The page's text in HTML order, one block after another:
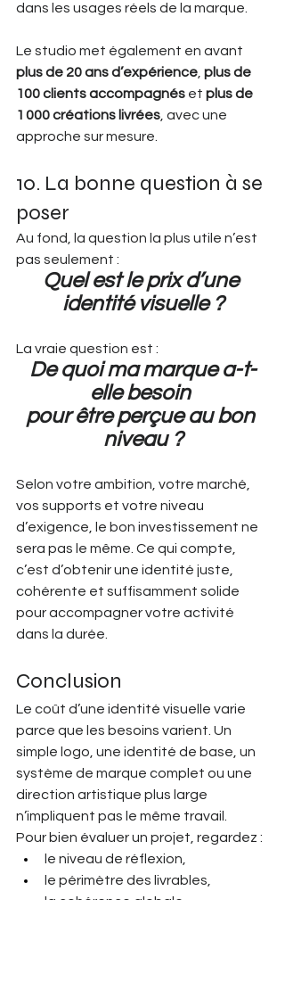
dans les usages réels de la marque.
Le studio met également en avant
plus de 20 ans d’expérience plus de
100 clients accompagnés et plus de
1 000 créations livrées , avec une
approche sur mesure.
10. La bonne question à se
poser
Au fond, la question la plus utile n’est
pas seulement :
Quel est le prix d’une
identité visuelle ?
La vraie question est :
De quoi ma marque a-t-
elle besoin
pour être perçue au bon
niveau ?
Selon votre ambition, votre marché,
vos supports et votre niveau
d’exigence, le bon investissement ne
sera pas le même. Ce qui compte,
c’est d’obtenir une identité juste,
cohérente et suffisamment solide
pour accompagner votre activité
dans la durée.
Conclusion
Le coût d’une identité visuelle varie
parce que les besoins varient. Un
simple logo, une identité de base, un
système de marque complet ou une
direction artistique plus large
n’impliquent pas le même travail.
Pour bien évaluer un projet, regardez :
le niveau de réflexion,
le périmètre des livrables,
la cohérence globale,